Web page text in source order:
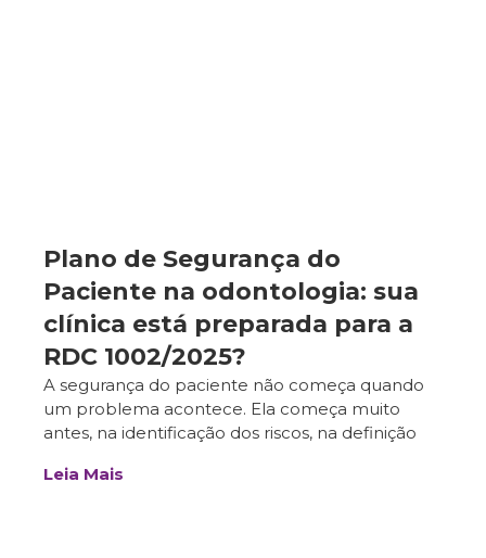
Plano de Segurança do
Paciente na odontologia: sua
clínica está preparada para a
RDC 1002/2025?
A segurança do paciente não começa quando
um problema acontece. Ela começa muito
antes, na identificação dos riscos, na definição
Leia Mais